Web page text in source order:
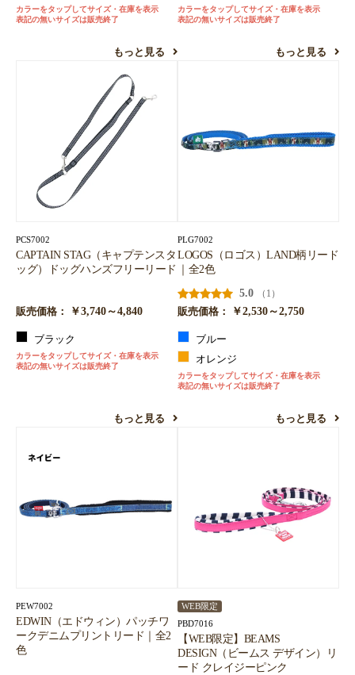
カラーをタップしてサイズ・在庫を表示
表記の無いサイズは販売終了
もっと見る
カラーをタップしてサイズ・在庫を表示
表記の無いサイズは販売終了
もっと見る
PCS7002
CAPTAIN STAG（キャプテンスタ
ッグ）ドッグハンズフリーリード
販売価格： ￥3,740～4,840
ブラック
カラーをタップしてサイズ・在庫を表示
表記の無いサイズは販売終了
もっと見る
PLG7002
LOGOS（ロゴス）LAND柄リード
｜全2色
5.0
（1）
販売価格：
￥2,530～2,750
ブルー
オレンジ
カラーをタップしてサイズ・在庫を表示
表記の無いサイズは販売終了
もっと見る
PEW7002
EDWIN（エドウィン）パッチワ
ークデニムプリントリード｜全2
色
WEB限定
PBD7016
【WEB限定】BEAMS
DESIGN（ビームス デザイン）リ
ード クレイジーピンク